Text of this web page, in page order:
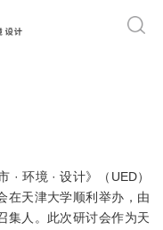
· 环境 · 设计》（UED）
在天津大学顺利举办，由
集人。此次研讨会作为天